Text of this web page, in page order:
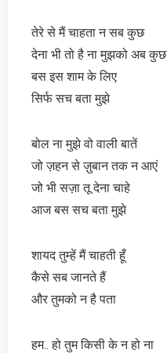
तेरे से मैं चाहता न सब कुछ
देना भी तो है ना मुझको अब कुछ
बस इस शाम के लिए
सिर्फ सच बता मुझे
बोल ना मुझे वो वाली बातें
जो ज़हन से ज़ुबान तक न आएं
जो भी सज़ा तू देना चाहे
आज बस सच बता मुझे
शायद तुम्हें मैं चाहती हूँ
कैसे सब जानते हैं
और तुमको न है पता
हम.. हो तुम किसी के न हो ना